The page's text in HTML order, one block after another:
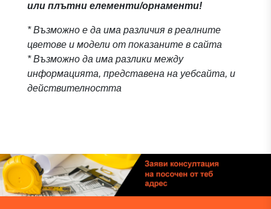
или плътни елементи/орнаменти!
* Възможно е да има различия в реалните
цветове и модели от показаните в сайта
* Възможно да има разлики между
информацията, представена на уебсайта, и
действителността